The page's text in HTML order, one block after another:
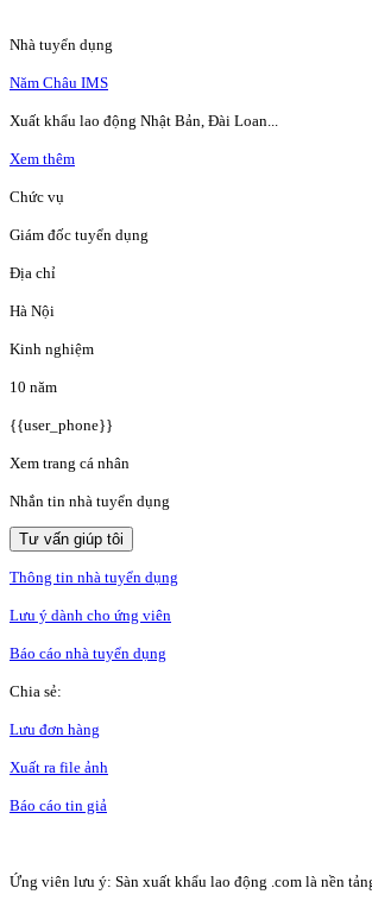
Nhà tuyển dụng
Năm Châu IMS
Xuất khẩu lao động Nhật Bản, Đài Loan...
Xem thêm
Chức vụ
Giám đốc tuyển dụng
Địa chỉ
Hà Nội
Kinh nghiệm
10 năm
{{user_phone}}
Xem trang cá nhân
Nhắn tin nhà tuyển dụng
Tư vấn giúp tôi
Thông tin nhà tuyển dụng
Lưu ý dành cho ứng viên
Báo cáo nhà tuyển dụng
Chia sẻ:
Lưu đơn hàng
Xuất ra file ảnh
Báo cáo tin giả
Ứng viên lưu ý: Sàn xuất khẩu lao động .com là nền